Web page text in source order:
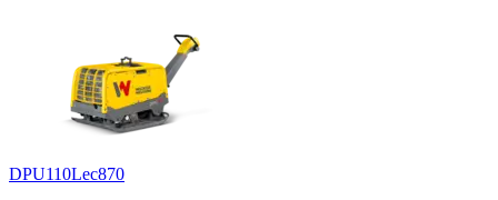
DPU110Lec870